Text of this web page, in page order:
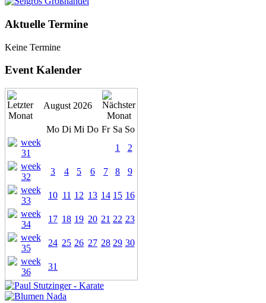
Aktuelle Termine
Keine Termine
Event Kalender
August 2026
Mo Di Mi Do Fr Sa So
1
2
3 4 5 6 7 8 9
10 11 12 13 14 15 16
17 18 19 20 21 22 23
24 25 26 27 28 29 30
31